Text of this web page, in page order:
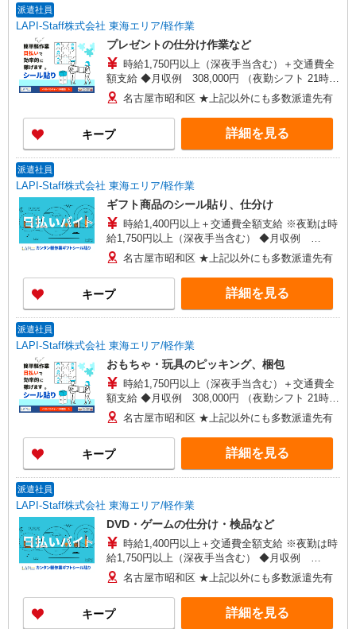
派遣社員
LAPI-Staff株式会社 東海エリア/軽作業
プレゼントの仕分け作業など
時給1,750円以上（深夜手当含む）＋交通費全
額支給 ◆月収例 308,000円 （夜勤シフト 21時〜
翌6時 週5日勤務の場合） 時給1,750円×8h×22日勤
務
名古屋市昭和区 ★上記以外にも多数派遣先有
キープ 詳細を見る
派遣社員
LAPI-Staff株式会社 東海エリア/軽作業
ギフト商品のシール貼り、仕分け
時給1,400円以上＋交通費全額支給 ※夜勤は時
給1,750円以上（深夜手当含む） ◆月収例
246,400円 （日勤シフト10時〜19時 週5日勤務の
場合） 時給1,400円×8h×22日勤務
名古屋市昭和区 ★上記以外にも多数派遣先有
キープ 詳細を見る
派遣社員
LAPI-Staff株式会社 東海エリア/軽作業
おもちゃ・玩具のピッキング、梱包
時給1,750円以上（深夜手当含む）＋交通費全
額支給 ◆月収例 308,000円 （夜勤シフト 21時〜
翌6時 週5日勤務の場合） 時給1,750円×8h×22日勤
務
名古屋市昭和区 ★上記以外にも多数派遣先有
キープ 詳細を見る
派遣社員
LAPI-Staff株式会社 東海エリア/軽作業
DVD・ゲームの仕分け・検品など
時給1,400円以上＋交通費全額支給 ※夜勤は時
給1,750円以上（深夜手当含む） ◆月収例
246,400円 （日勤シフト10時〜19時 週5日勤務の
場合） 時給1,400円×8h×22日勤務
名古屋市昭和区 ★上記以外にも多数派遣先有
キープ 詳細を見る